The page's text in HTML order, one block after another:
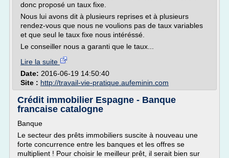
donc proposé un taux fixe.
Nous lui avons dit à plusieurs reprises et à plusieurs
rendez-vous que nous ne voulions pas de taux variables
et que seul le taux fixe nous intéréssé.
Le conseiller nous a garanti que le taux...
Lire la suite
Date: 2016-06-19 14:50:40
Site : http://travail-vie-pratique.aufeminin.com
Crédit immobilier Espagne - Banque
francaise catalogne
Banque
Le secteur des prêts immobiliers suscite à nouveau une
forte concurrence entre les banques et les offres se
multiplient ! Pour choisir le meilleur prêt, il serait bien sur